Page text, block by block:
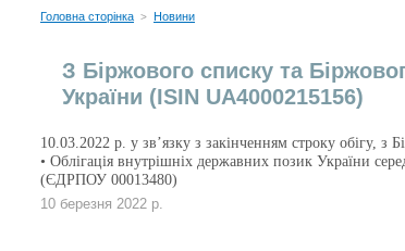
4 серпня 2026 р. До Списку активів регульованого
Головна сторінка > Новини
З Біржового списку та
України (ISIN UA4000215156)
10.03.2022 р. у зв’язку з закінченням строку обігу, з
• Облігація внутрішніх державних позик України
(ЄДРПОУ 00013480)
10 березня 2022 р.